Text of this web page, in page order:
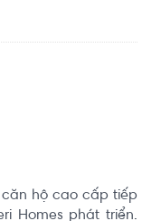
căn hộ cao cấp tiếp
Homes phát triển.